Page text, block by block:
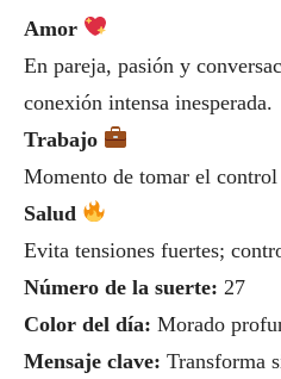
Amor
En pareja, pasión y
conexión intensa inesperada.
Trabajo
Momento de tomar el
Salud
Evita tensiones fuertes;
Número de la suerte: 27
Color del día: Morado
Mensaje clave: Transforma